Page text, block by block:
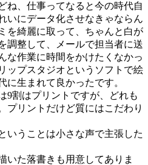
ね、仕事ってなると今の時代自
いにデータ化させなきゃならん
を綺麗に取って、ちゃんと白が
調整して、メールで担当者に送
な作業に時間をかけたくなかっ
ップスタジオというソフトで絵
に生まれて良かったです。
9割はプリントですが、どれも
プリントだけど質にはこだわり
いうことは小さな声で主張した
いた落書きも用意してありま